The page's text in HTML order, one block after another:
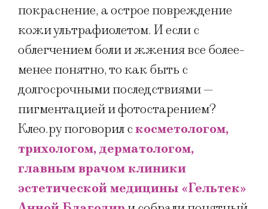
покраснение, а острое повреждение
кожи ультрафиолетом. И если с
облегчением боли и жжения все более-
менее понятно, то как быть с
долгосрочными последствиями —
пигментацией и фотостарением?
Клео.ру поговорил скосметологом,
трихологом, дерматологом,
главным врачом клиники
эстетической медицины «Гельтек»